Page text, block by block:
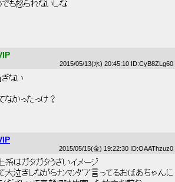
も怒られないしな
2015/05/13(水) 20:45:10 ID:CyB8ZLg60
ない
なかったっけ？
2015/05/15(金) 19:22:30 ID:OAAThzuz0
はガタガタうざいイメージ
大泣きしながらﾅﾝﾏﾝﾀﾞﾌﾞ言ってるおばあちゃんに